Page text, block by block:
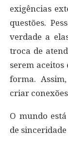
exigências
questões.
verdade a
troca de
serem aceitos
forma.
criar
O mundo
de